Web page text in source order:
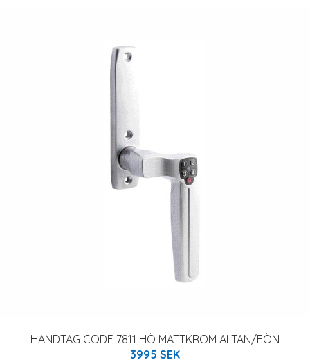
HANDTAG CODE 7811 HÖ MATTKROM ALTAN/FÖN
3995 SEK